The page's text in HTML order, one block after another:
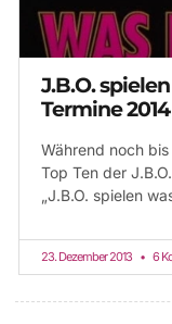
J.B.O.
Termine 2014
Während noch
Top Ten der
„J.B.O. spielen
23. Dezember 2013 6